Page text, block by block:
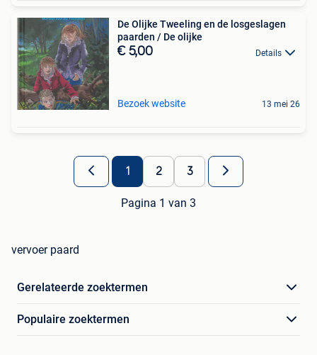
De Olijke Tweeling en de losgeslagen
paarden / De olijke
€ 5,00 Details
Bezoek website 13 mei 26
1 2 3
Pagina 1 van 3
vervoer paard
Gerelateerde zoektermen
Populaire zoektermen